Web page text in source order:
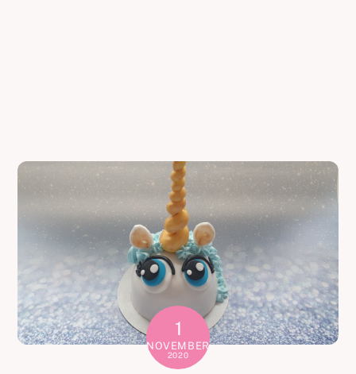
1
NOVEMBER
2020